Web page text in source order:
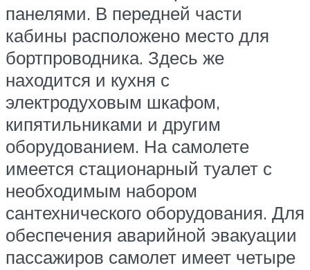
панелями. В передней части
кабины расположено место для
бортпроводника. Здесь же
находится и кухня с
электродуховым шкафом,
кипятильниками и другим
оборудованием. На самолете
имеется стационарный туалет с
необходимым набором
сантехнического оборудования. Для
обеспечения аварийной эвакуации
пассажиров самолет имеет четыре